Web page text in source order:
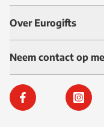
Over Eurogifts
Neem contact op
Facebook